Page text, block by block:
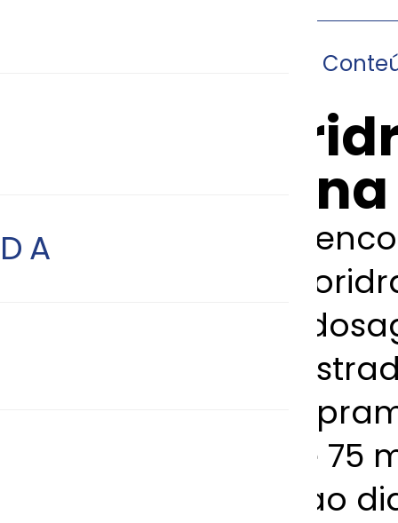
FEq 1:
Imipramina
A Imipramina é
duas formas:
(Tofranil®), nas
para ser
Pamoato de
na dosagem de 75
uma única vez ao